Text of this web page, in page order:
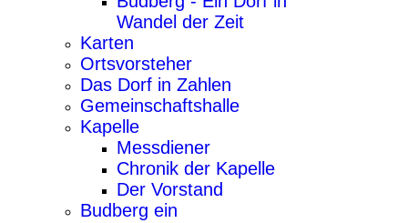
Wandel der Zeit
Karten
Ortsvorsteher
Das Dorf in Zahlen
Gemeinschaftshalle
Kapelle
Messdiener
Chronik der Kapelle
Der Vorstand
Budberg ein